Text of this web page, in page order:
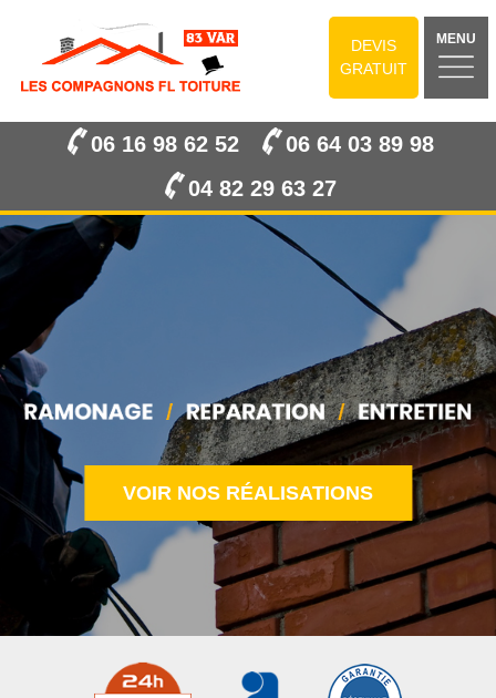
DEVIS
GRATUIT
MENU
06 16 98 62 52
06 64 03 89 98
04 82 29 63 27
VOIR NOS RÉALISATIONS